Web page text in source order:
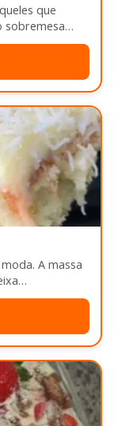
que
sobremesa
A massa